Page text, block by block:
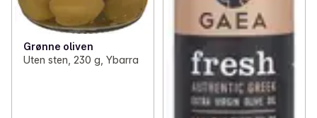
Grønne oliven
Uten sten, 230 g, Ybarra